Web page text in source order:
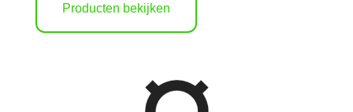
Producten bekijken